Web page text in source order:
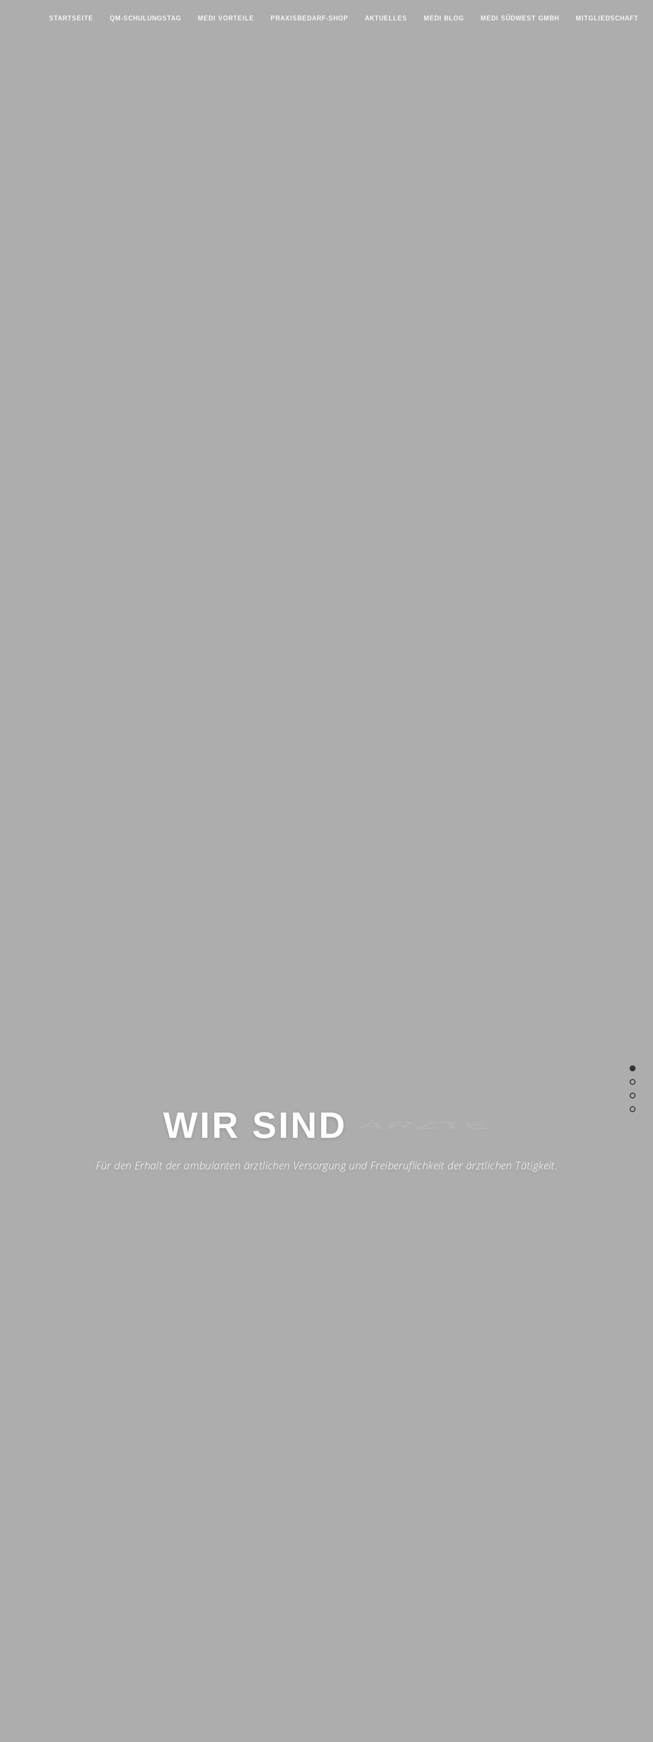
STARTSEITE QM-SCHULUNGSTAG MEDI VORTEILE PRAXISBEDARF-SHOP AKTUELLES MEDI BLOG MEDI SÜDWEST GMBH MITGLIEDSCHAFT
WIR SIND
Für den Erhalt der ambulanten ärztlichen Versorgung und Freiberuflichkeit der ärztlichen Tätigkeit.